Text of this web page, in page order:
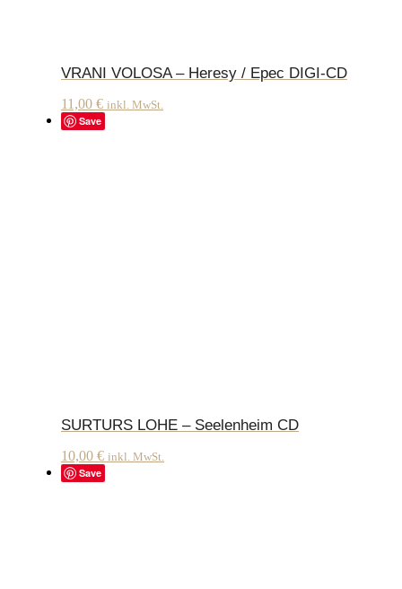
VRANI VOLOSA – Heresy / Epec DIGI-CD
11,00 € inkl. MwSt.
Save
SURTURS LOHE – Seelenheim CD
10,00 € inkl. MwSt.
Save